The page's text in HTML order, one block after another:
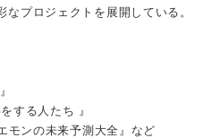
プロジェクトを展開している。
する人たち 』
モンの未来予測大全』など